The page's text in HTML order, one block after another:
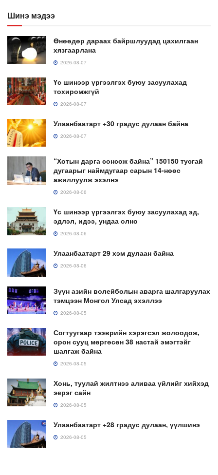
Шинэ мэдээ
Өнөөдөр дараах байршлуудад цахилгаан
хязгаарлана
2026-08-07
Үс шинээр үргээлгэх буюу засуулахад
тохиромжгүй
2026-08-07
Улаанбаатарт +30 градус дулаан байна
2026-08-07
“Хотын дарга сонсож байна” 150150 тусгай
дугаарыг наймдугаар сарын 14-нөөс
ажиллуулж эхэлнэ
2026-08-06
Үс шинээр үргээлгэх буюу засуулахад эд,
эдлэл, идээ, ундаа олно
2026-08-06
Улаанбаатарт 29 хэм дулаан байна
2026-08-06
Зүүн азийн волейболын аварга шалгаруулах
тэмцээн Монгол Улсад эхэллээ
2026-08-05
Согтуугаар тээврийн хэрэгсэл жолоодож,
орон сууц мөргөсөн 38 настай эмэгтэйг
шалгаж байна
2026-08-05
Хонь, туулай жилтнээ аливаа үйлийг хийхэд
эерэг сайн
2026-08-05
Улаанбаатарт +28 градус дулаан, үүлшинэ
2026-08-05